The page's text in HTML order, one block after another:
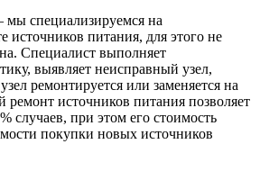
мы специализируемся на
источников питания, для этого не
Специалист выполняет
выявляет неисправный узел,
ремонтируется или заменяется на
источников питания позволяет
случаев, при этом его стоимость
покупки новых источников